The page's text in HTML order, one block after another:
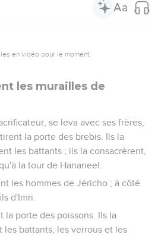
en vidéo pour le moment.
les murailles de
se leva avec ses frères,
la porte des brebis. Ils la
les battants ; ils la consacrèrent,
la tour de Hananeel.
les hommes de Jéricho ; à côté
d'Imri.
la porte des poissons. Ils la
battants, les verrous et les